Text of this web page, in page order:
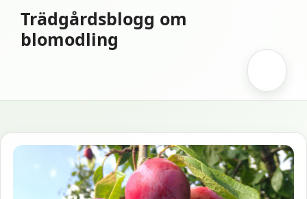
innehåll
Trädgårdsblogg om
blomodling